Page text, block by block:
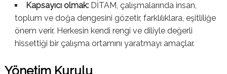
Kapsayıcı olmak: DİTAM, çalışmalarında insan,
toplum ve doğa dengesini gözetir, farklılıklara, eşitliliğe
önem verir. Herkesin kendi rengi ve diliyle değerli
hissettiği bir çalışma ortamını yaratmayı amaçlar.
Yönetim Kurulu